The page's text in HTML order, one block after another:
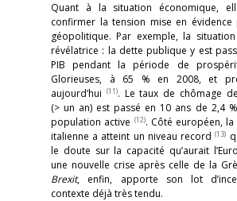
Quant à la situation économique,
confirmer la tension mise en évidence
géopolitique. Par exemple, la
révélatrice : la dette publique y est
PIB pendant la période de
Glorieuses, à 65 % en 2008, et
aujourd’hui (11). Le taux de chômage
(> un an) est passé en 10 ans de 2,4
population active (12). Côté européen,
italienne a atteint un niveau record(13)
le doute sur la capacité qu’aurait
une nouvelle crise après celle de la
Brexit, enfin, apporte son lot
contexte déjà très tendu.